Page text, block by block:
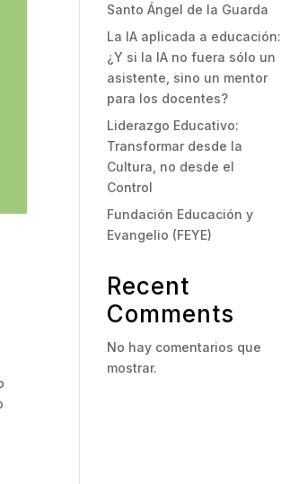
Santo Ángel de la Guarda
La IA aplicada a educación:
¿Y si la IA no fuera sólo un
asistente, sino un mentor
para los docentes?
Liderazgo Educativo:
Transformar desde la
Cultura, no desde el
Control
Fundación Educación y
Evangelio (FEYE)
Recent
Comments
No hay comentarios que
mostrar.